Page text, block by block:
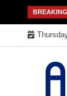
to
content